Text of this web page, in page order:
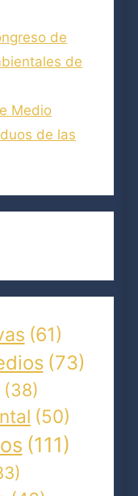
de
de
Medio
de las
(61)
(73)
(38)
(50)
(111)